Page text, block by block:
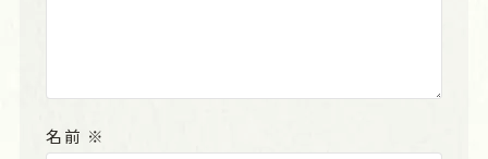
名前 ※